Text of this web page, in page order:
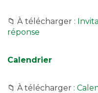
📁 À télécharger :
réponse
Calendrier
📁 À télécharger :